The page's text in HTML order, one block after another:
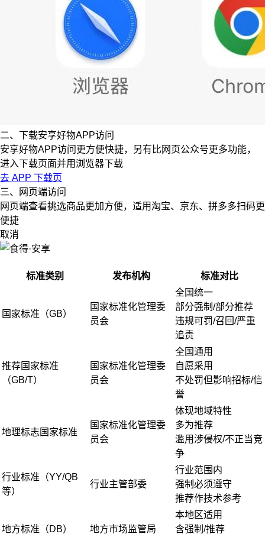
二、下载安享好物APP访问
安享好物APP访问更方便快捷，另有比网页公众号更多功能，
进入下载页面并用浏览器下载
去 APP 下载页
三、网页端访问
网页端查看挑选商品更加方便，适用淘宝、京东、拼多多扫码更
便捷
取消
标准类别 发布机构 标准对比
国家标准（GB）
国家标准化管理委
员会
全国统一
部分强制/部分推荐
违规可罚/召回/严重
追责
推荐国家标准
（GB/T）
国家标准化管理委
员会
全国通用
自愿采用
不处罚但影响招标/信
誉
地理标志国家标准
国家标准化管理委
员会
体现地域特性
多为推荐
滥用涉侵权/不正当竞
争
行业标准（YY/QB
等）
行业主管部委
行业范围内
强制必须遵守
推荐作技术参考
地方标准（DB） 地方市场监管局
本地区适用
含强制/推荐